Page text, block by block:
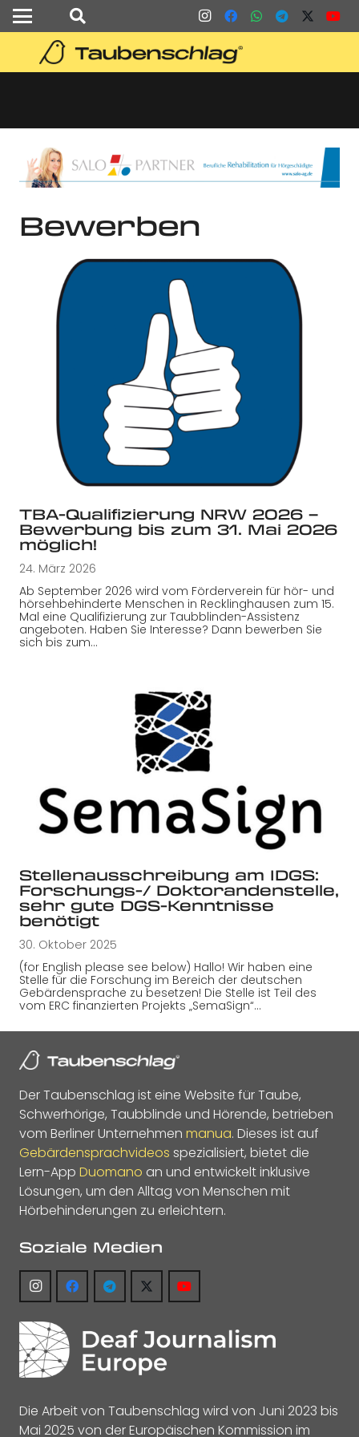
Bewerben
TBA-Qualifizierung NRW 2026 –
Bewerbung bis zum 31. Mai 2026
möglich!
24. März 2026
Ab September 2026 wird vom Förderverein für hör- und
hörsehbehinderte Menschen in Recklinghausen zum 15.
Mal eine Qualifizierung zur Taubblinden-Assistenz
angeboten. Haben Sie Interesse? Dann bewerben Sie
sich bis zum…
Stellenausschreibung am IDGS:
Forschungs-/ Doktorandenstelle,
sehr gute DGS-Kenntnisse
benötigt
30. Oktober 2025
(for English please see below) Hallo! Wir haben eine
Stelle für die Forschung im Bereich der deutschen
Gebärdensprache zu besetzen! Die Stelle ist Teil des
vom ERC finanzierten Projekts „SemaSign“…
Der Taubenschlag ist eine Website für Taube,
Schwerhörige, Taubblinde und Hörende, betrieben
vom Berliner Unternehmen manua. Dieses ist auf
Gebärdensprachvideos spezialisiert, bietet die
Lern-App Duomano an und entwickelt inklusive
Lösungen, um den Alltag von Menschen mit
Hörbehinderungen zu erleichtern.
Soziale Medien
Die Arbeit von Taubenschlag wird von Juni 2023 bis
Mai 2025 von der Europäischen Kommission im